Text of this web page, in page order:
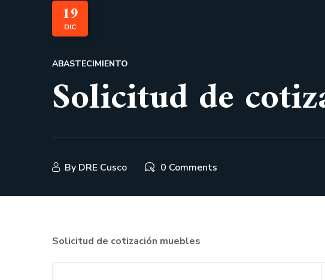
19
DIC
ABASTECIMIENTO
Solicitud de
By DRE Cusco 0 Comments
Solicitud de cotización muebles